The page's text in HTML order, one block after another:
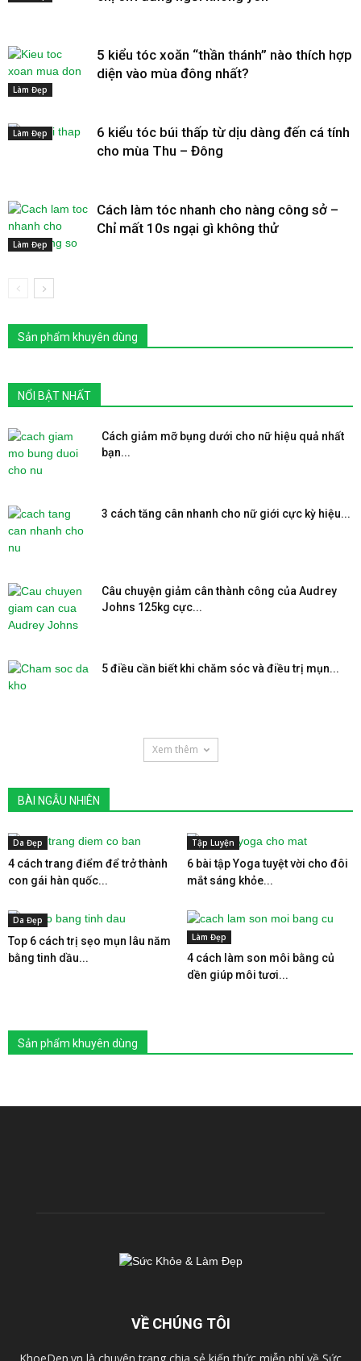
Làm Đẹp
5 kiểu tóc xoăn “thần thánh” nào thích hợp
diện vào mùa đông nhất?
Làm Đẹp
6 kiểu tóc búi thấp từ dịu dàng đến cá tính
cho mùa Thu – Đông
Làm Đẹp
Cách làm tóc nhanh cho nàng công sở –
Chỉ mất 10s ngại gì không thử
Sản phẩm khuyên dùng
NỔI BẬT NHẤT
Cách giảm mỡ bụng dưới cho nữ hiệu quả nhất
bạn...
3 cách tăng cân nhanh cho nữ giới cực kỳ hiệu...
Câu chuyện giảm cân thành công của Audrey
Johns 125kg cực...
5 điều cần biết khi chăm sóc và điều trị mụn...
Xem thêm
BÀI NGẪU NHIÊN
Da Đẹp
4 cách trang điểm để trở thành
con gái hàn quốc...
Tập Luyện
6 bài tập Yoga tuyệt vời cho đôi
mắt sáng khỏe...
Da Đẹp
Top 6 cách trị sẹo mụn lâu năm
bằng tinh dầu...
Làm Đẹp
4 cách làm son môi bằng củ
dền giúp môi tươi...
Sản phẩm khuyên dùng
VỀ CHÚNG TÔI